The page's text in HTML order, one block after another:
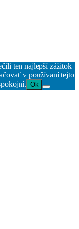
ten najlepší zážitok
v používaní tejto
Ok